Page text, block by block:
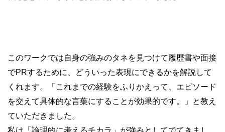
このワークでは自身の強みのタネを見つけて履歴書や面接
でPRするために、どういった表現にできるかを解説して
くれます。「これまでの経験をふりかえって、エピソード
を交えて具体的な言葉にすることが効果的です。」と教え
ていただきました。
私は「論理的に考えるチカラ」が強みとしてでてきまし